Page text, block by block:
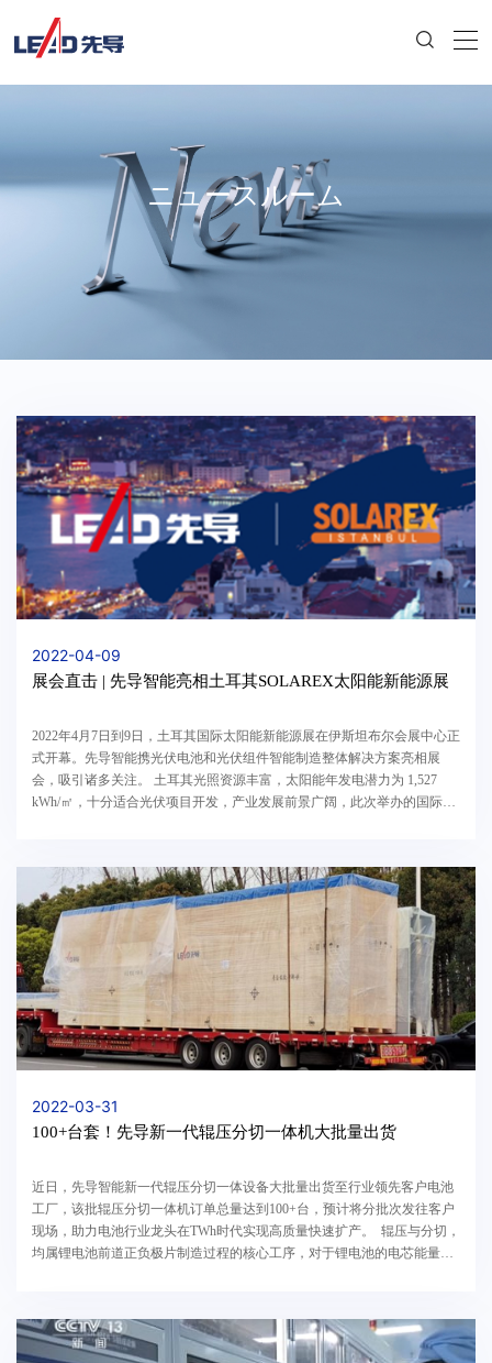
ニュースルーム
2022-04-09
展会直击 | 先导智能亮相土耳其SOLAREX太阳能新能源展
2022年4月7日到9日，土耳其国际太阳能新能源展在伊斯坦布尔会展中心正
式开幕。先导智能携光伏电池和光伏组件智能制造整体解决方案亮相展
会，吸引诸多关注。 土耳其光照资源丰富，太阳能年发电潜力为 1,527
kWh/㎡，十分适合光伏项目开发，产业发展前景广阔，此次举办的国际太
2022-03-31
100+台套！先导新一代辊压分切一体机大批量出货
近日，先导智能新一代辊压分切一体设备大批量出货至行业领先客户电池
工厂，该批辊压分切一体机订单总量达到100+台，预计将分批次发往客户
现场，助力电池行业龙头在TWh时代实现高质量快速扩产。 辊压与分切，
均属锂电池前道正负极片制造过程的核心工序，对于锂电池的电芯能量密